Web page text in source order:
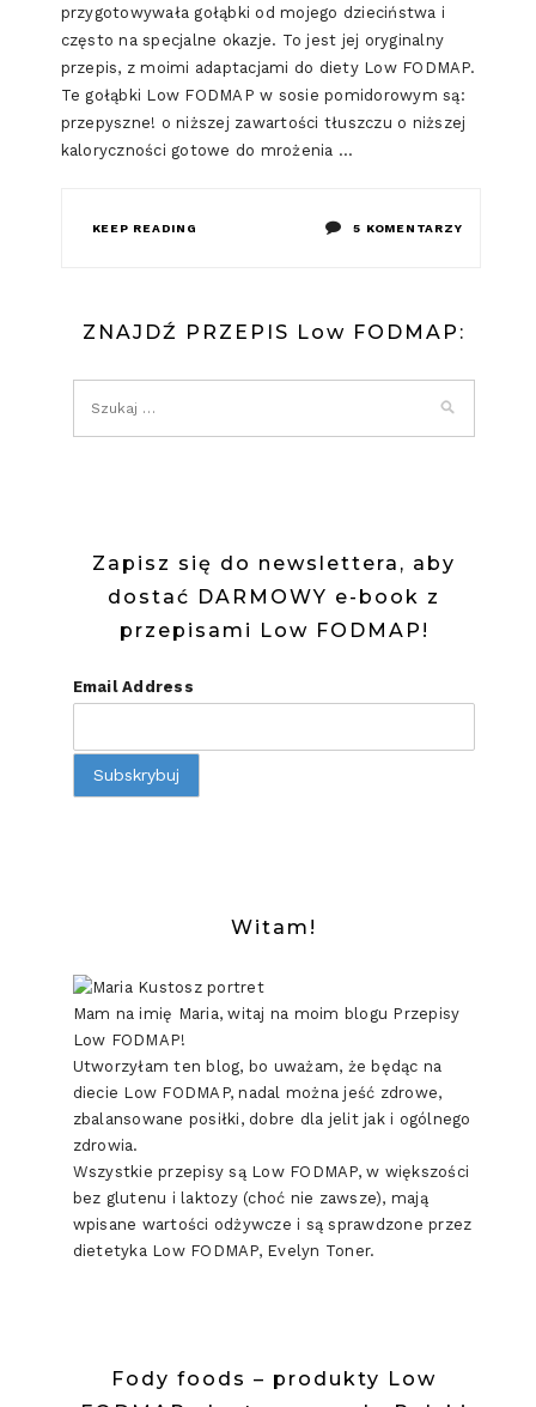
przygotowywała gołąbki od mojego dzieciństwa i
często na specjalne okazje. To jest jej oryginalny
przepis, z moimi adaptacjami do diety Low FODMAP.
Te gołąbki Low FODMAP w sosie pomidorowym są:
przepyszne! o niższej zawartości tłuszczu o niższej
kaloryczności gotowe do mrożenia …
KEEP READING 5 KOMENTARZYDO
SOSIE
ZNAJDŹ PRZEPIS Low FODMAP:
Zapisz się do newslettera, aby
dostać DARMOWY e-book z
przepisami Low FODMAP!
Email Address
Witam!
Mam na imię Maria, witaj na moim blogu Przepisy
Low FODMAP!
Utworzyłam ten blog, bo uważam, że będąc na
diecie Low FODMAP, nadal można jeść zdrowe,
zbalansowane posiłki, dobre dla jelit jak i ogólnego
zdrowia.
Wszystkie przepisy są Low FODMAP, w większości
bez glutenu i laktozy (choć nie zawsze), mają
wpisane wartości odżywcze i są sprawdzone przez
dietetyka Low FODMAP, Evelyn Toner.
Fody foods – produkty Low